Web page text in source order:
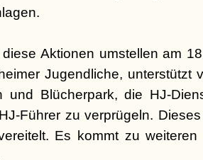
Aktionen umstellen am
Jugendliche, unterstützt
und Blücherpark, die HJ-
Führer zu verprügeln.
Es kommt zu weiteren